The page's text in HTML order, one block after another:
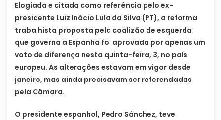
Elogiada e citada como referência pelo ex-
presidente Luiz Inácio Lula da Silva (PT), a reforma
trabalhista proposta pela coalizão de esquerda
que governa a Espanha foi aprovada por apenas um
voto de diferença nesta quinta-feira, 3, no país
europeu. As alterações estavam em vigor desde
janeiro, mas ainda precisavam ser referendadas
pela Câmara.
O presidente espanhol, Pedro Sánchez, teve